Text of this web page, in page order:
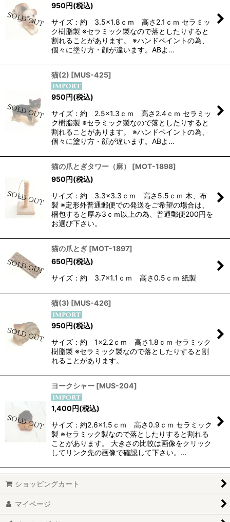
950円(税込)
サイズ：約 3.5×1.8ｃｍ 高さ2.1ｃｍ セラミッ
ク樹脂製 ※セラミック製なので落としたりすると
割れることがあります。 ※ハンドペイントの為、
個々に塗り方・顔が違います。ABよ…
猫(2) [MUS-425]
950円(税込)
サイズ：約 2.5×1.3ｃｍ 高さ2.4ｃｍ セラミッ
ク樹脂製 ※セラミック製なので落としたりすると
割れることがあります。 ※ハンドペイントの為、
個々に塗り方・顔が違います。ABよ…
猫の爪とぎタワー（麻） [MOT-1898]
950円(税込)
サイズ：約 3.3×3.3ｃｍ 高さ5.5ｃｍ 木、布
製 ※定形外普通郵便での発送をご希望の場合は、
梱包すると厚み3ｃｍ以上の為、普通郵便200円を
お選び下さい。
猫の爪とぎ [MOT-1897]
650円(税込)
サイズ：約 3.7×1.1ｃｍ 高さ0.5ｃｍ 紙製
猫(3) [MUS-426]
950円(税込)
サイズ：約 1×2.2ｃｍ 高さ1.8ｃｍ セラミック
樹脂製 ※セラミック製なので落としたりすると割
れることがあります。
ヨークシャー [MUS-204]
1,400円(税込)
サイズ：約2.6×1.5ｃｍ 高さ0.9ｃｍ セラミック
製 ※セラミック製なので落としたりすると割れる
ことがあります。 大きさの比較は画像をクリック
してリンク先の画像で確認して下さい。…
ショッピングカート
マイページ